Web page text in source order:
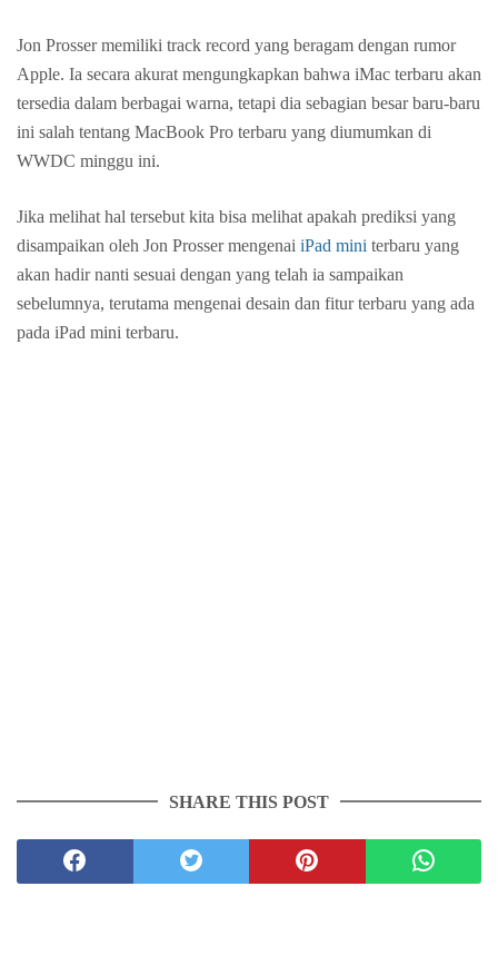
Jon Prosser memiliki track record yang beragam dengan rumor
Apple. Ia secara akurat mengungkapkan bahwa iMac terbaru akan
tersedia dalam berbagai warna, tetapi dia sebagian besar baru-baru
ini salah tentang MacBook Pro terbaru yang diumumkan di
WWDC minggu ini.
Jika melihat hal tersebut kita bisa melihat apakah prediksi yang
disampaikan oleh Jon Prosser mengenai iPad mini terbaru yang
akan hadir nanti sesuai dengan yang telah ia sampaikan
sebelumnya, terutama mengenai desain dan fitur terbaru yang ada
pada iPad mini terbaru.
SHARE THIS POST